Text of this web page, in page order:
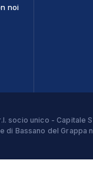
noi
socio unico - Capitale
di Bassano del